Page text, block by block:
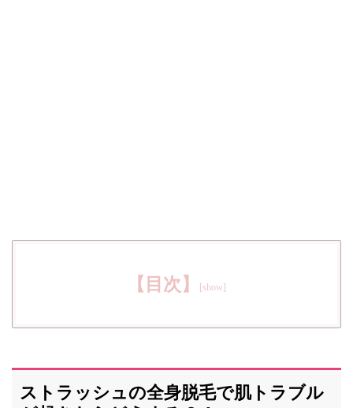
【目次】
ストラッシュの全身脱毛で肌トラブル